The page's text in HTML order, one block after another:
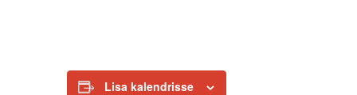
Lisa kalendrisse